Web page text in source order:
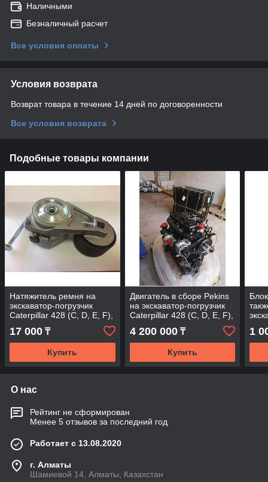
Наличными
Безналичный расчет
Все условия оплаты
Условия возврата
Возврат товара в течение 14 дней по договоренности
Все условия возврата
Подобные товары компании
Натяжитель ремня на
экскаватор-погрузчик
Caterpillar 428 (C, D, E, F),
432 (C, D, E, F) Кат, Cat
17 000 ₸
Купить
Двигатель в сборе Pekins
на экскаватор-погрузчик
Caterpillar 428 (C, D, E, F),
432 (C, D, E, F) Кат, Cat
4 200 000₸
Купить
432
1
О нас
Рейтинг не сформирован
Менее 5 отзывов за последний год
Работает с 13.08.2020
г. Алматы
Шамиевой 14, Алматы, Казахстан